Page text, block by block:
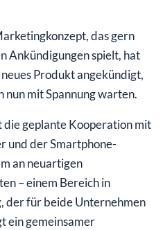
das gern
Ankündigungen spielt, hat
Produkt angekündigt,
nun mit Spannung warten.
die geplante Kooperation mit
und der Smartphone-
an neuartigen
– einem Bereich in
der für beide Unternehmen
ein gemeinsamer